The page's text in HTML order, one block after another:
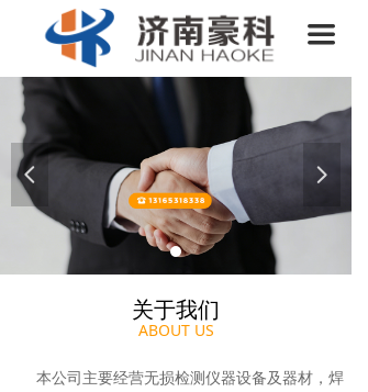
끀
首页
关于我们
产品介绍
新闻中心
售后服务
联系我们
넳 넲
关于我们
ABOUT US
本公司主要经营无损检测仪器设备及器材，焊